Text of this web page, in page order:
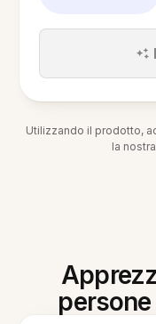
Utilizzando il prodotto,
la nostra